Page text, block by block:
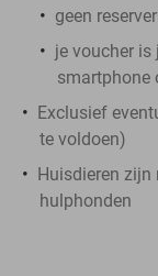
geen
je voucher is
smartphone
Exclusief
te voldoen)
Huisdieren zijn
hulphonden